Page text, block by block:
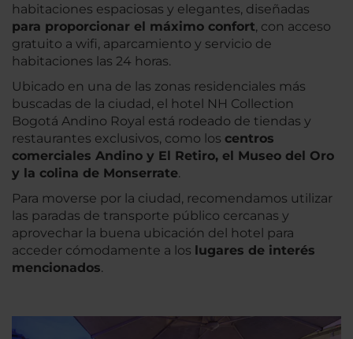
habitaciones espaciosas y elegantes, diseñadas
para proporcionar el máximo confort, con acceso
gratuito a wifi, aparcamiento y servicio de
habitaciones las 24 horas.
Ubicado en una de las zonas residenciales más
buscadas de la ciudad, el hotel NH Collection
Bogotá Andino Royal está rodeado de tiendas y
restaurantes exclusivos, como los centros
comerciales Andino y El Retiro, el Museo del Oro
y la colina de Monserrate.
Para moverse por la ciudad, recomendamos utilizar
las paradas de transporte público cercanas y
aprovechar la buena ubicación del hotel para
acceder cómodamente a los lugares de interés
mencionados.